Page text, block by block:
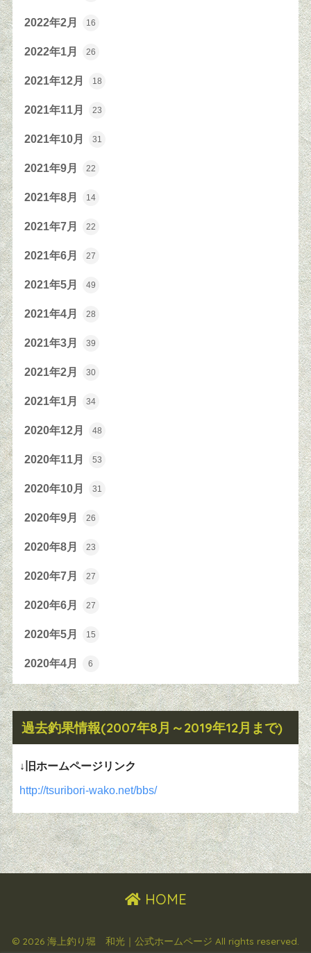
2022年2月 16
2022年1月 26
2021年12月 18
2021年11月 23
2021年10月 31
2021年9月 22
2021年8月 14
2021年7月 22
2021年6月 27
2021年5月 49
2021年4月 28
2021年3月 39
2021年2月 30
2021年1月 34
2020年12月 48
2020年11月 53
2020年10月 31
2020年9月 26
2020年8月 23
2020年7月 27
2020年6月 27
2020年5月 15
2020年4月 6
過去釣果情報(2007年8月～2019年12月まで)
↓旧ホームページリンク
http://tsuribori-wako.net/bbs/
HOME
© 2026 海上釣り堀 和光｜公式ホームページ All rights reserved.